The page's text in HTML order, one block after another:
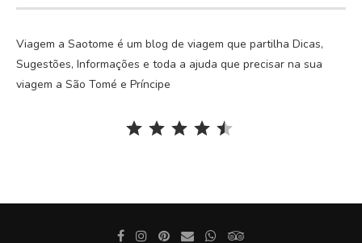
Viagem a Saotome é um blog de viagem que partilha Dicas,
Sugestões, Informações e toda a ajuda que precisar na sua
viagem a São Tomé e Príncipe